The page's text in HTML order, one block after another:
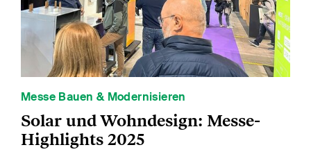
Messe Bauen & Modernisieren
Solar und Wohndesign: Messe-
Highlights 2025